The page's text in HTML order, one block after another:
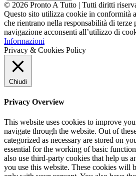
© 2026 Pronto A Tutto | Tutti diritti
Questo sito utilizza cookie in conformità
che rientrano nella responsabilità di terze
navigazione acconsenti all’utilizzo di
Informazioni
Privacy & Cookies Policy
Chiudi
Privacy Overview
This website uses cookies to improve
navigate through the website. Out of
categorized as necessary are stored on
essential for the working of basic
also use third-party cookies that help us
you use this website. These cookies will